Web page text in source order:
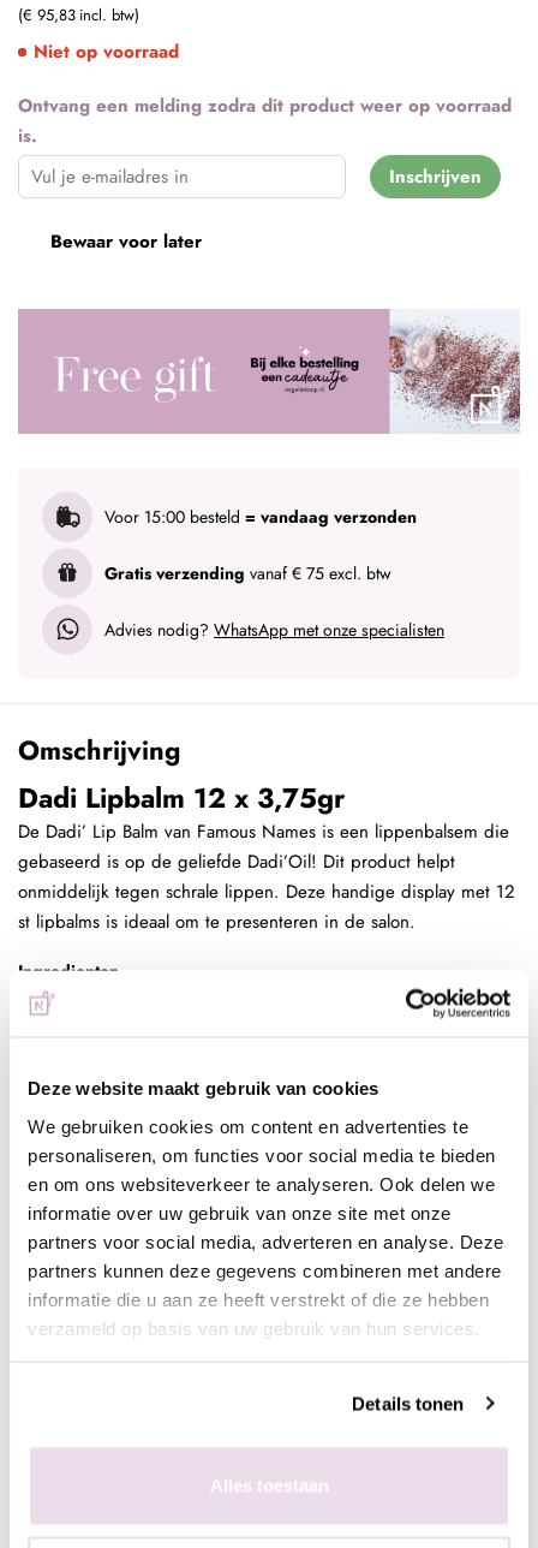
Deze website maakt gebruik van cookies
We gebruiken cookies om content en advertenties te
personaliseren, om functies voor social media te bieden
en om ons websiteverkeer te analyseren. Ook delen we
informatie over uw gebruik van onze site met onze
partners voor social media, adverteren en analyse. Deze
partners kunnen deze gegevens combineren met andere
informatie die u aan ze heeft verstrekt of die ze hebben
verzameld op basis van uw gebruik van hun services.
Details tonen
Alles toestaan
Ontvang een melding zodra dit product weer op voorraad
is.
Inschrijven
€ 95,83
Bewaar voor later
Voor 15:00 besteld = vandaag verzonden
Gratis verzending vanaf € 75 excl. btw
Advies nodig? WhatsApp met onze specialisten
Niet op voorraad
Omschrijving
Dadi Lipbalm 12 x 3,75gr
De Dadi’ Lip Balm van Famous Names is een lippenbalsem die
gebaseerd is op de geliefde Dadi’Oil! Dit product helpt
onmiddelijk tegen schrale lippen. Deze handige display met 12
st lipbalms is ideaal om te presenteren in de salon.
Ingredienten
Aloë Vera, Avocado-olie, Bijenwas, Cacaoboter, Extra virgin olijfolie,
Omschrijving
Deze Lip Balm helpt ogenblikkelijk tegen schrale lippen;
Geen kunstmatige toevoegingen;
De avocado-olie zorgt voor een super hydratering;
De extra virgin olijfolie bevat squalene. Dat is een
verzachter die reeds aanwezig is in huid en nagels;
Jojoba-olie zorgt ervoor dat de huid optimaal absorbeert;
Bevat een krachtige antioxidant, namelijk vitamine E, die
de vrije radicalen in huid neutraliseert en vernietigt,
Ook bevat de Lip Balm bijenwas, cacaoboter,
Vrij van parabenen of petroleum.
Let op! Ben jij een nagelstyliste, pedicure of heb je een